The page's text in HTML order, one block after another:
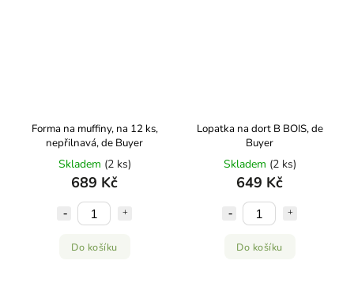
Forma na muffiny, na 12 ks,
nepřilnavá, de Buyer
Skladem (2 ks)
689 Kč
Do košíku
Lopatka na dort B BOIS, de
Buyer
Skladem (2 ks)
649 Kč
Do košíku